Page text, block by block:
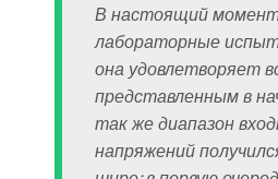
В настоящий
лабораторные
она удовлетворяет
представленным в
так же диапазон
напряжений